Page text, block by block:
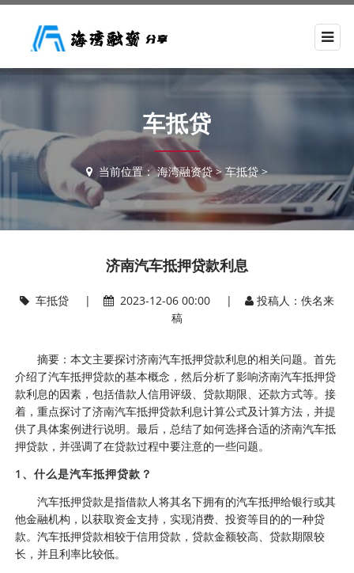
车抵贷
当前位置：海湾融资贷>车抵贷>
济南汽车抵押贷款利息
车抵贷| 2023-12-06 00:00 |
投稿人：佚名来
稿
摘要：本文主要探讨济南汽车抵押贷款利息的相关问题。首先
介绍了汽车抵押贷款的基本概念，然后分析了影响济南汽车抵押贷
款利息的因素，包括借款人信用评级、贷款期限、还款方式等。接
着，重点探讨了济南汽车抵押贷款利息计算公式及计算方法，并提
供了具体案例进行说明。最后，总结了如何选择合适的济南汽车抵
押贷款，并强调了在贷款过程中要注意的一些问题。
1、什么是汽车抵押贷款？
汽车抵押贷款是指借款人将其名下拥有的汽车抵押给银行或其
他金融机构，以获取资金支持，实现消费、投资等目的的一种贷
款。汽车抵押贷款相较于信用贷款，贷款金额较高、贷款期限较
长，并且利率比较低。